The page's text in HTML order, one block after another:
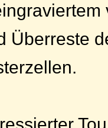
Überreste